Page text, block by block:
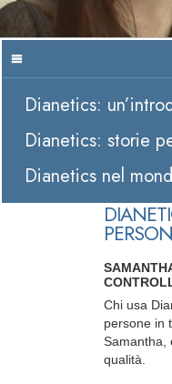
Dianetics:
Dianetics: storie
Dianetics nel
Chi usa
persone in
Samantha,
qualità.